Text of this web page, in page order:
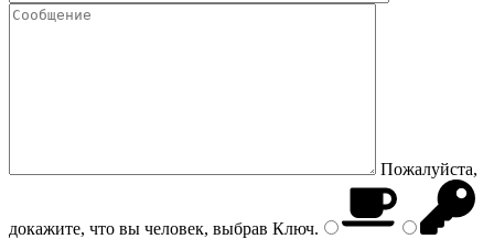
Пожалуйста,
докажите, что вы человек, выбрав Ключ.